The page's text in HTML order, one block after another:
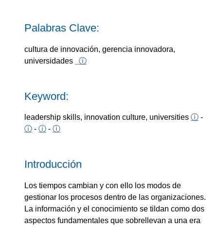
Palabras Clave:
cultura de innovación, gerencia innovadora,
universidades
ⓘ
Keyword:
leadership skills, innovation culture, universities ⓘ -
ⓘ - ⓘ - ⓘ
Introducción
Los tiempos cambian y con ello los modos de
gestionar los procesos dentro de las organizaciones.
La información y el conocimiento se tildan como dos
aspectos fundamentales que sobrellevan a una era